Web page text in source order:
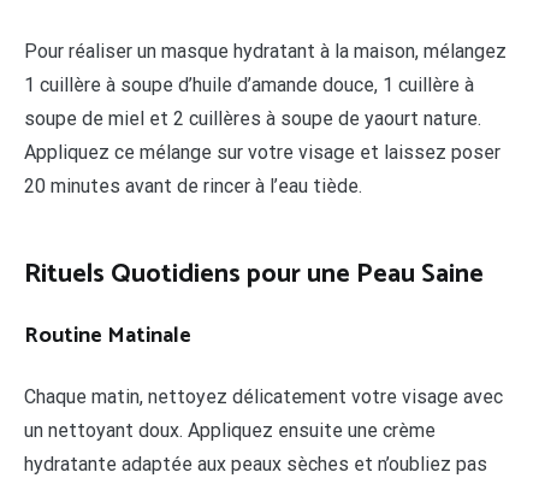
Pour réaliser un masque hydratant à la maison, mélangez
1 cuillère à soupe d’huile d’amande douce, 1 cuillère à
soupe de miel et 2 cuillères à soupe de yaourt nature.
Appliquez ce mélange sur votre visage et laissez poser
20 minutes avant de rincer à l’eau tiède.
Rituels Quotidiens pour une Peau Saine
Routine Matinale
Chaque matin, nettoyez délicatement votre visage avec
un nettoyant doux. Appliquez ensuite une crème
hydratante adaptée aux peaux sèches et n’oubliez pas